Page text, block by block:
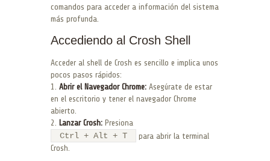
comandos para acceder a información del sistema
más profunda.
Accediendo al Crosh Shell
Acceder al shell de Crosh es sencillo e implica unos
pocos pasos rápidos:
1. Abrir el Navegador Chrome: Asegúrate de estar
en el escritorio y tener el navegador Chrome
abierto.
2. Lanzar Crosh: Presiona
Ctrl + Alt + T
para abrir la terminal
Crosh.